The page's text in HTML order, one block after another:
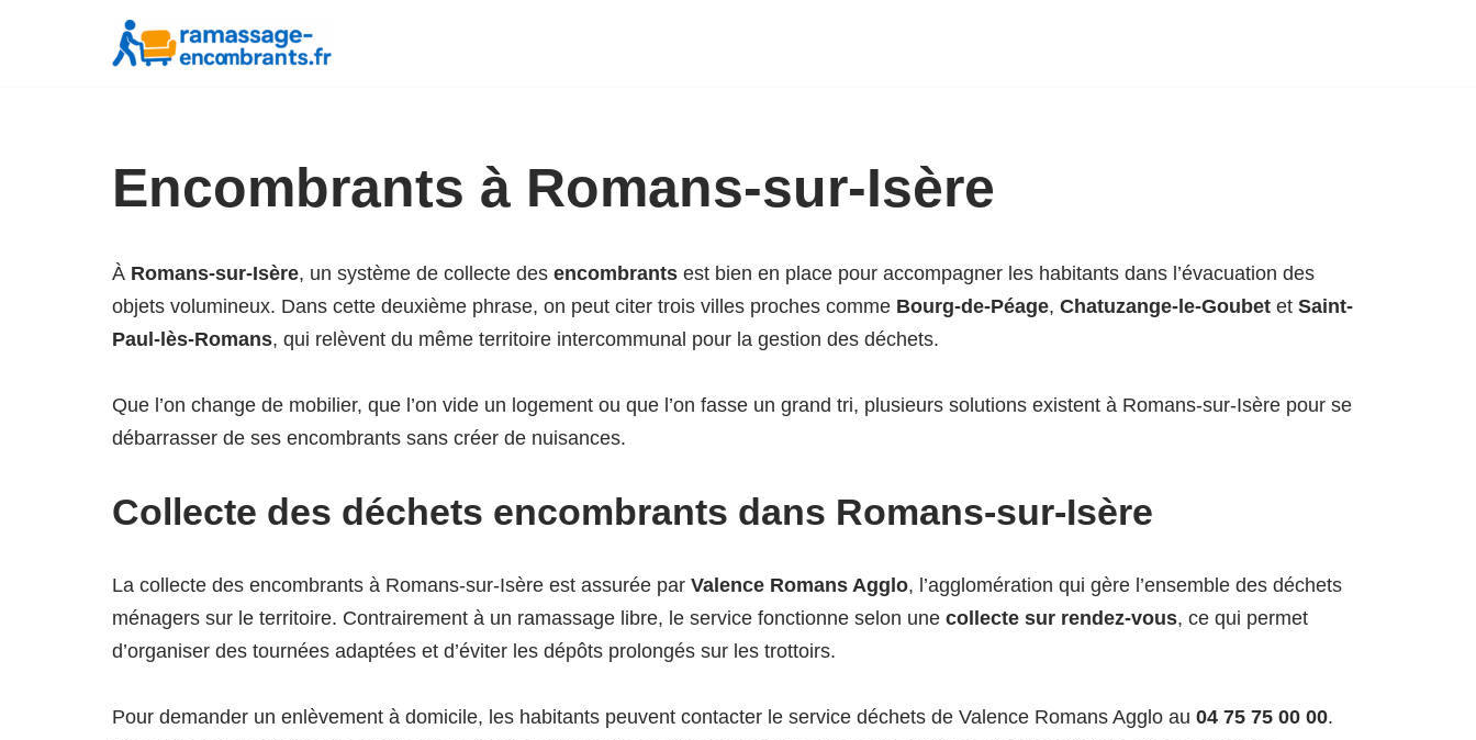
Encombrants à Romans-sur-Isère
À Romans-sur-Isère, un système de collecte des encombrants est bien en place pour accompagner les habitants dans l’évacuation des
objets volumineux. Dans cette deuxième phrase, on peut citer trois villes proches comme Bourg-de-Péage, Chatuzange-le-Goubet et Saint-
Paul-lès-Romans, qui relèvent du même territoire intercommunal pour la gestion des déchets.
Que l’on change de mobilier, que l’on vide un logement ou que l’on fasse un grand tri, plusieurs solutions existent à Romans-sur-Isère pour se
débarrasser de ses encombrants sans créer de nuisances.
Collecte des déchets encombrants dans Romans-sur-Isère
La collecte des encombrants à Romans-sur-Isère est assurée par Valence Romans Agglo, l’agglomération qui gère l’ensemble des déchets
ménagers sur le territoire. Contrairement à un ramassage libre, le service fonctionne selon une collecte sur rendez-vous, ce qui permet
d’organiser des tournées adaptées et d’éviter les dépôts prolongés sur les trottoirs.
Pour demander un enlèvement à domicile, les habitants peuvent contacter le service déchets de Valence Romans Agglo au 04 75 75 00 00.